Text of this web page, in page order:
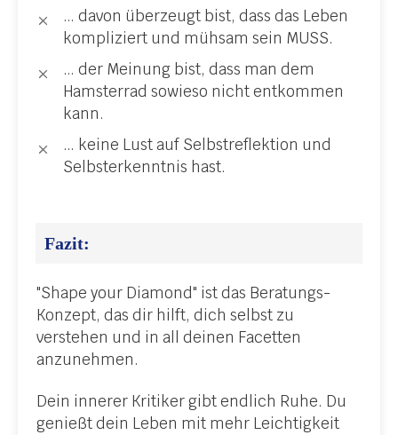
… davon überzeugt bist, dass das Leben
kompliziert und mühsam sein MUSS.
… der Meinung bist, dass man dem
Hamsterrad sowieso nicht entkommen
kann.
… keine Lust auf Selbstreflektion und
Selbsterkenntnis hast.
Fazit:
"Shape your Diamond" ist das Beratungs-
Konzept, das dir hilft, dich selbst zu
verstehen und in all deinen Facetten
anzunehmen.
Dein innerer Kritiker gibt endlich Ruhe. Du
genießt dein Leben mit mehr Leichtigkeit